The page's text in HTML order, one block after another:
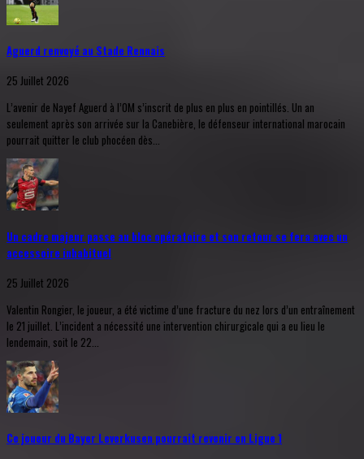
Aguerd renvoyé au Stade Rennais
25 Juillet 2026
L’avenir de Nayef Aguerd à l’OM s’inscrit de plus en plus en pointillés. Un an
seulement après son arrivée sur la Canebière, le défenseur international marocain
pourrait quitter le club phocéen dès...
Un cadre majeur passe au bloc opératoire et son retour se fera avec un
accessoire inhabituel
25 Juillet 2026
Valentin Rongier, le joueur, a été victime d’une fracture du nez lors d’un entraînement
le 21 juillet. L’incident a nécessité une intervention chirurgicale qui a eu lieu le
lendemain, soit le 22...
Ce joueur du Bayer Leverkusen pourrait revenir en Ligue 1